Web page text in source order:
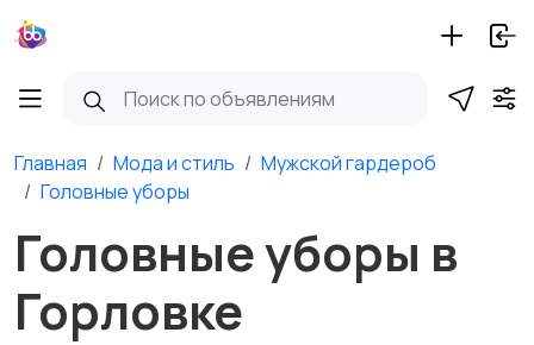
Главная Мода и стиль
Мужской гардероб
Головные уборы
Головные уборы в
Горловке